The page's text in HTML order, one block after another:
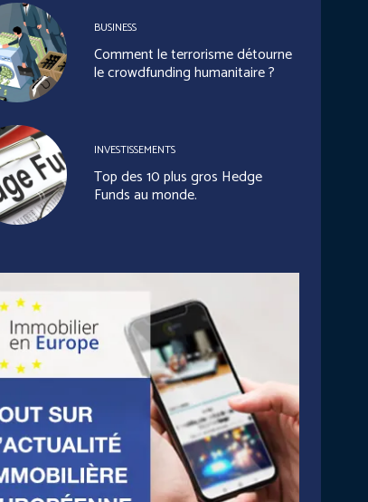
BUSINESS
Comment le terrorisme détourne
le crowdfunding humanitaire ?
INVESTISSEMENTS
Top des 10 plus gros Hedge
Funds au monde.